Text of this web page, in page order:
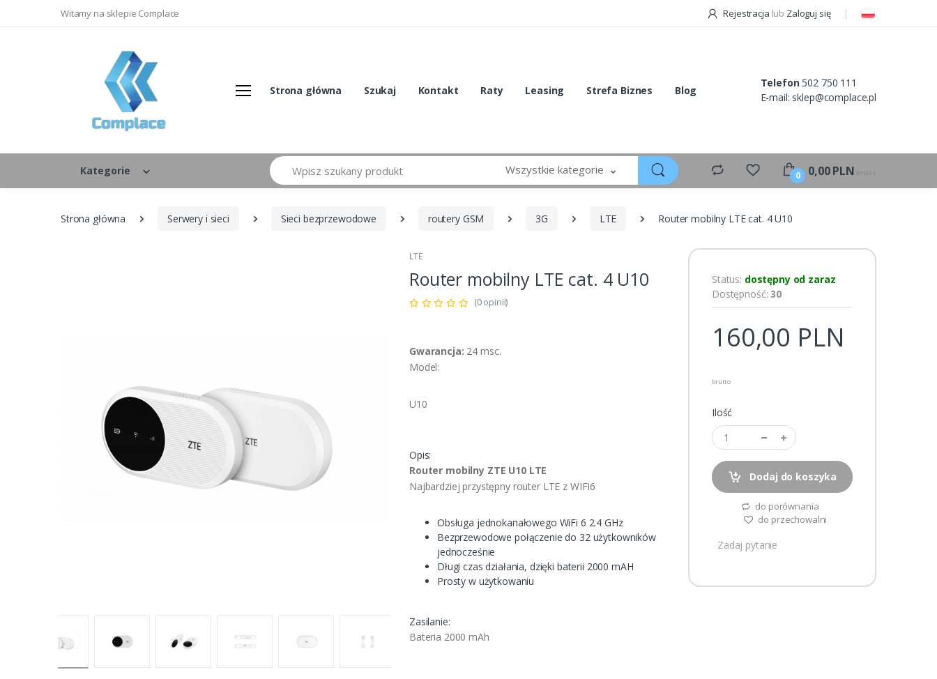
Witamy na sklepie Complace Rejestracja lub Zaloguj się
Strona główna Szukaj Kontakt Raty Leasing Strefa Biznes Blog
Telefon 502 750 111
E-mail: sklep@complace.pl
Kategorie
Szukaj Wszystkie kategorie 0 0,00PLN
Strona główna Serwery i sieci Sieci bezprzewodowe routery GSM 3G LTE Router mobilny LTE cat. 4 U10
LTE
Router mobilny LTE cat. 4 U10
(0 opinii)
Gwarancja: 24 msc.
Model:
U10
Opis:
Router mobilny ZTE U10 LTE
Najbardziej przystępny router LTE z WIFI6
Obsługa jednokanałowego WiFi 6 2.4 GHz
Bezprzewodowe połączenie do 32 użytkowników
jednocześnie
Długi czas działania, dzięki baterii 2000 mAH
Prosty w użytkowaniu
Zasilanie:
Bateria 2000 mAh
Status: dostępny od zaraz
Dostępność:30
160,00 PLN
brutto
Ilość
Dodaj do koszyka
do porównania
do przechowalni
Zadaj pytanie